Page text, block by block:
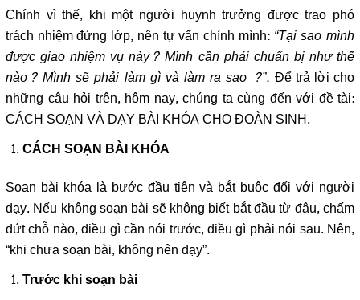
Chính vì thế, khi một người huynh trưởng được trao phó
trách nhiệm đứng lớp, nên tự vấn chính mình: “Tại sao mình
được giao nhiệm vụ này? Mình cần phải chuẩn bị như thế
nào? Mình sẽ phải làm gì và làm ra sao ?”. Để trả lời cho
những câu hỏi trên, hôm nay, chúng ta cùng đến với đề tài:
CÁCH SOẠN VÀ DẠY BÀI KHÓA CHO ĐOÀN SINH.
CÁCH SOẠN BÀI KHÓA
Soạn bài khóa là bước đầu tiên và bắt buộc đối với người
dạy. Nếu không soạn bài sẽ không biết bắt đầu từ đâu, chấm
dứt chỗ nào, điều gì cần nói trước, điều gì phải nói sau. Nên,
“khi chưa soạn bài, không nên dạy”.
Trước khi soạn bài